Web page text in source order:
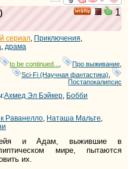
смотреть
1
сериал Приключения
драма
to be continued... Про выживание
Sci-Fi (Научная фантастика)
Постапокалипсис
:Ахмед Эл Бэйкер Бобби
Раванелло Наташа Мальте
и Адам, выжившие в
мире, пытаются
их.